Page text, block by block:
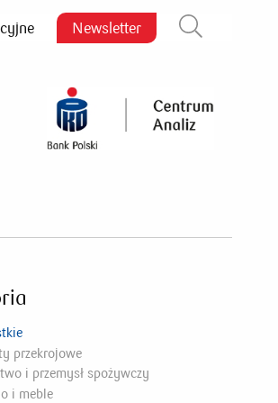
Newsletter
przekrojowe
i przemysł spożywczy
i meble